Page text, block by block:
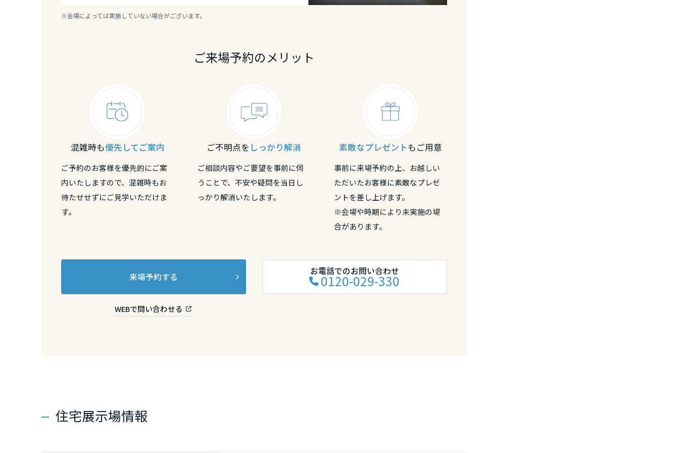
※会場によっては実施していない場合がございます。
ご来場予約のメリット
混雑時も優先してご案内
ご予約のお客様を優先的にご案
内いたしますので、混雑時もお
待たせせずにご見学いただけま
す。
ご不明点を しっかり解消
ご相談内容やご要望を事前に伺
うことで、不安や疑問を当日し
っかり解消いたします。
素敵なプレゼントもご用意
事前に来場予約の上、お越しい
ただいたお客様に素敵なプレゼ
ントを差し上げます。
※会場や時期により未実施の場
合があります。
来場予約する
WEBで問い合わせる
お電話でのお問い合わせ
0120-029-330
住宅展示場情報
長崎県